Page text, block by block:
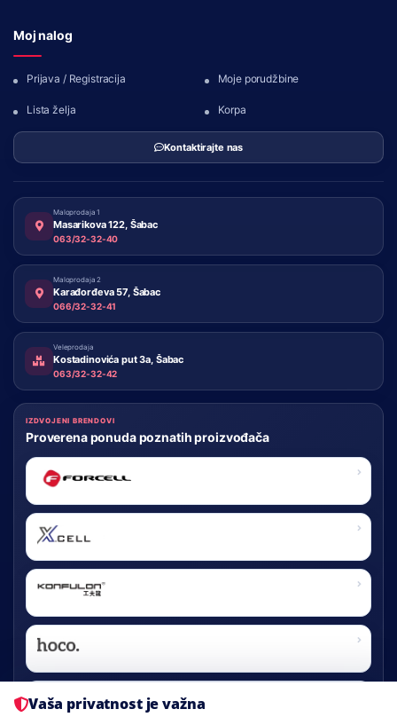
Moj nalog
Prijava / Registracija Moje porudžbine
Lista želja Korpa
Kontaktirajte nas
Maloprodaja 1
Masarikova 122, Šabac
063/32-32-40
Maloprodaja 2
Karađorđeva 57, Šabac
066/32-32-41
Veleprodaja
Kostadinovića put 3a, Šabac
063/32-32-42
IZDVOJENI BRENDOVI
Proverena ponuda poznatih proizvođača
FORCELL
X-CELL
Vaša privatnost je važna